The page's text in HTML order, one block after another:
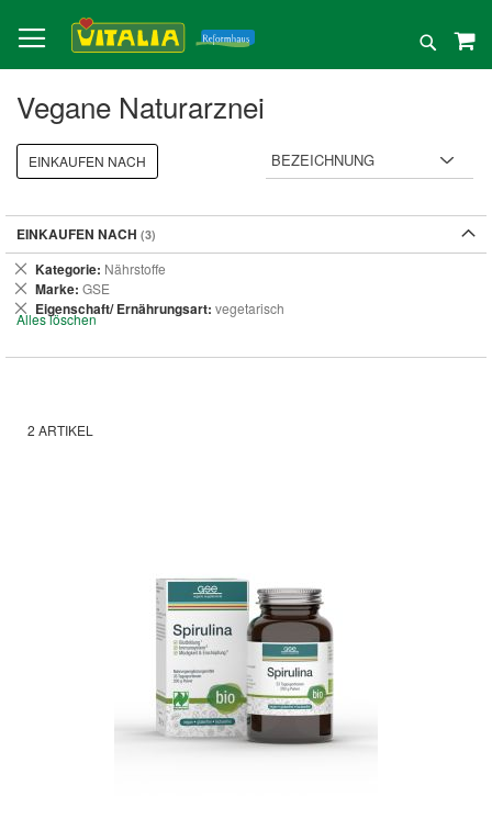
zum
Inhalt
Suche
Vegane Naturarznei
2 ARTIKEL
EINKAUFEN NACH
EINKAUFEN NACH
Kategorie Nährstoffe
Dies
entfernen
Marke GSE
Dies
entfernen
Eigenschaft/ Ernährungsart vegetarisch
Dies
entfernen
Alles löschen